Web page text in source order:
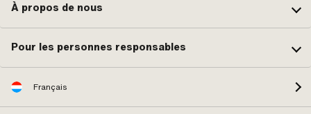
À propos de nous
Pour les personnes responsables
Français